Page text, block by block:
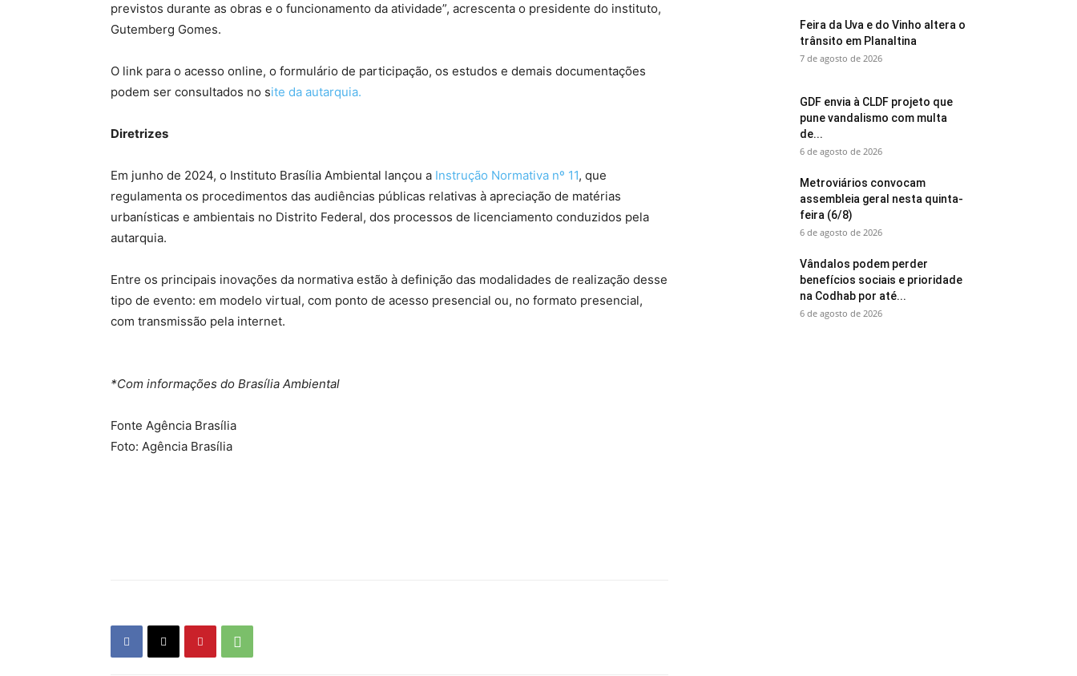
previstos durante as obras e o funcionamento da atividade”, acrescenta o presidente do instituto,
Gutemberg Gomes.
O link para o acesso online, o formulário de participação, os estudos e demais documentações
podem ser consultados no site da autarquia.
Diretrizes
Em junho de 2024, o Instituto Brasília Ambiental lançou a Instrução Normativa nº 11, que
regulamenta os procedimentos das audiências públicas relativas à apreciação de matérias
urbanísticas e ambientais no Distrito Federal, dos processos de licenciamento conduzidos pela
autarquia.
Entre os principais inovações da normativa estão à definição das modalidades de realização desse
tipo de evento: em modelo virtual, com ponto de acesso presencial ou, no formato presencial,
com transmissão pela internet.
*Com informações do Brasília Ambiental
Fonte Agência Brasília
Foto: Agência Brasília
Feira da Uva e do Vinho altera o
trânsito em Planaltina
7 de agosto de 2026
GDF envia à CLDF projeto que
pune vandalismo com multa
de...
6 de agosto de 2026
Metroviários convocam
assembleia geral nesta quinta-
feira (6/8)
6 de agosto de 2026
Vândalos podem perder
benefícios sociais e prioridade
na Codhab por até...
6 de agosto de 2026